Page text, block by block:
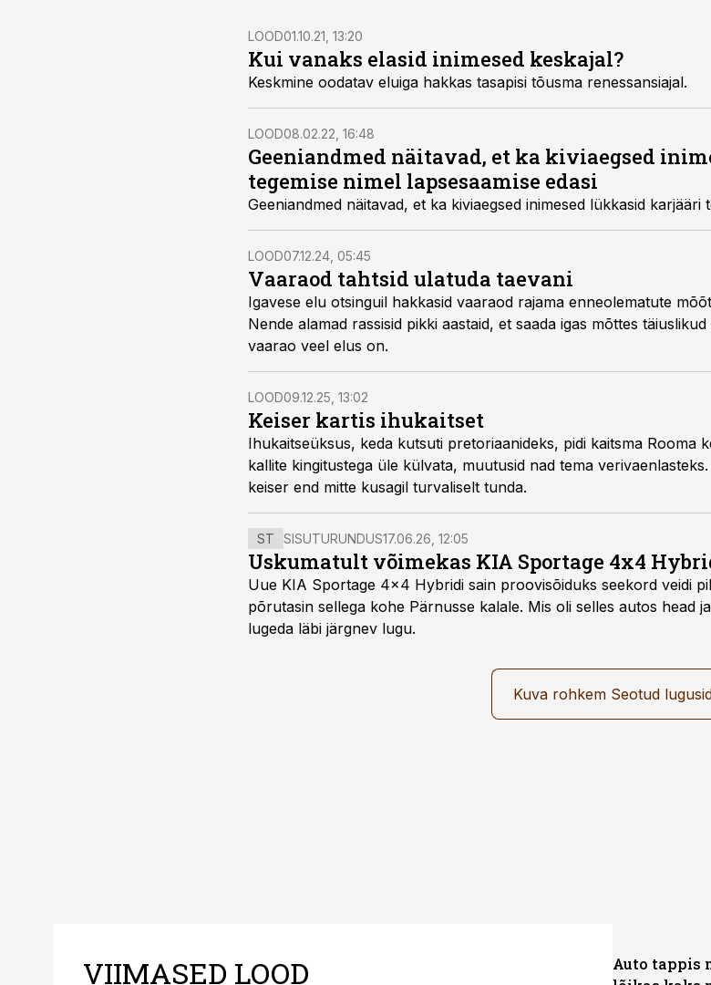
LOOD01.10.21, 13:20
Kui vanaks elasid inimesed keskajal?
Keskmine oodatav eluiga hakkas tasapisi tõusma renessansiajal.
LOOD08.02.22, 16:48
Geeniandmed näitavad, et ka kiviaegsed
tegemise nimel lapsesaamise edasi
Geeniandmed näitavad, et ka kiviaegsed inimesed lükkasid karjääri
LOOD07.12.24, 05:45
Vaaraod tahtsid ulatuda taevani
Igavese elu otsinguil hakkasid vaaraod rajama enneolematute
Nende alamad rassisid pikki aastaid, et saada igas mõttes
vaarao veel elus on.
LOOD09.12.25, 13:02
Keiser kartis ihukaitset
Ihukaitseüksus, keda kutsuti pretoriaanideks, pidi kaitsma Rooma
kallite kingitustega üle külvata, muutusid nad tema
keiser end mitte kusagil turvaliselt tunda.
ST SISUTURUNDUS17.06.26, 12:05
Uskumatult võimekas KIA Sportage 4x4
Uue KIA Sportage 4x4 Hybridi sain proovisõiduks seekord veidi
põrutasin sellega kohe Pärnusse kalale. Mis oli selles autos head
lugeda läbi järgnev lugu.
Kuva rohkem Seotud
VIIMASED LOOD
Auto tappis